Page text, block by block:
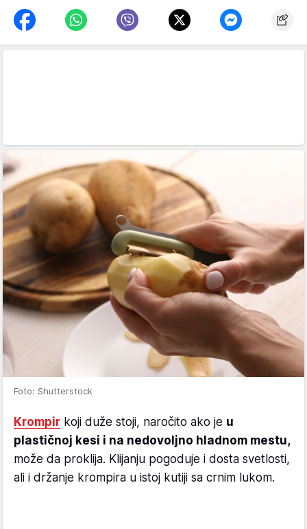
Foto: Shutterstock
Krompir koji duže stoji, naročito ako je u
plastičnoj kesi i na nedovoljno hladnom mestu,
može da proklija. Klijanju pogoduje i dosta svetlosti,
ali i držanje krompira u istoj kutiji sa crnim lukom.